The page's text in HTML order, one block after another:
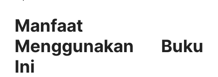
Manfaat
Menggunakan Buku
Ini